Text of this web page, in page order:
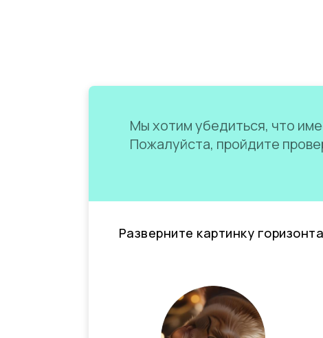
Мы хотим убедиться, что
Пожалуйста, пройдите
Разверните картинку